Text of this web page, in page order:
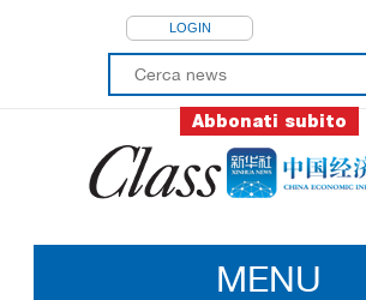
LOGIN
Abbonati subito
MENU